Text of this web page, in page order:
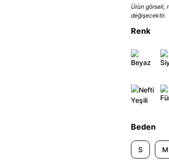
Ürün görseli,
değişecektir.
Renk
Beden
S M